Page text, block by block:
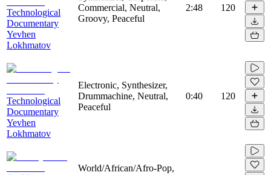
Technological
Documentary
Yevhen
Lokhmatov
Commercial, Neutral,
Groovy, Peaceful
2:48 120
Technological
Documentary
Yevhen
Lokhmatov
Electronic, Synthesizer,
Drummachine, Neutral,
Peaceful
0:40 120
World/African/Afro-Pop,